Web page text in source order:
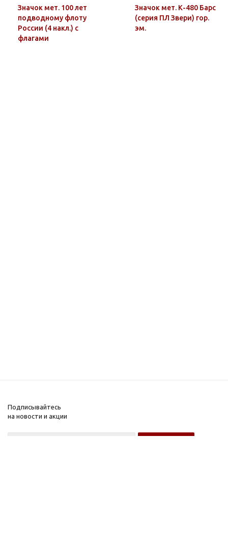
Значок мет. 100 лет
подводному флоту
России (4 накл.) с
флагами
Значок мет. К-480 Барс
(серия ПЛ Звери) гор.
эм.
Подписывайтесь
на новости и акции